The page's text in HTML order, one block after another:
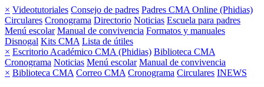
× Videotutoriales Consejo de padres Padres CMA Online (Phidias)
Circulares Cronograma Directorio Noticias Escuela para padres
Menú escolar Manual de convivencia Formatos y manuales
Disnogal Kits CMA Lista de útiles
× Escritorio Académico CMA (Phidias) Biblioteca CMA
Cronograma Noticias Menú escolar Manual de convivencia
× Biblioteca CMA Correo CMA Cronograma Circulares INEWS